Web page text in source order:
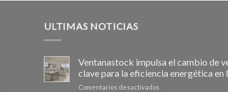
ULTIMAS NOTICIAS
Ventanastock impulsa el cambio de
clave para la eficiencia energética en
Comentarios desactivados